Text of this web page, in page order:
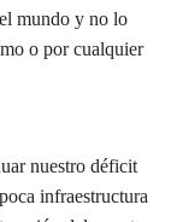
mundo y no lo
o por cualquier
nuestro déficit
infraestructura